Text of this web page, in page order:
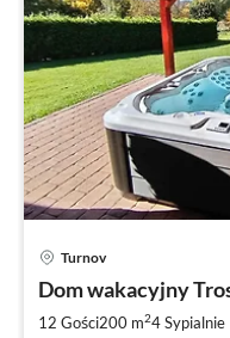
Turnov
Dom wakacyjny
12 Gości200 m24Sypialnie